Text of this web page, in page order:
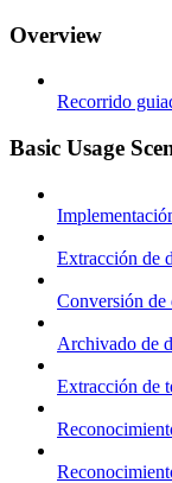
Overview
Recorrido
Basic Usage
Extracción de
Conversión de
Archivado de
Extracción de